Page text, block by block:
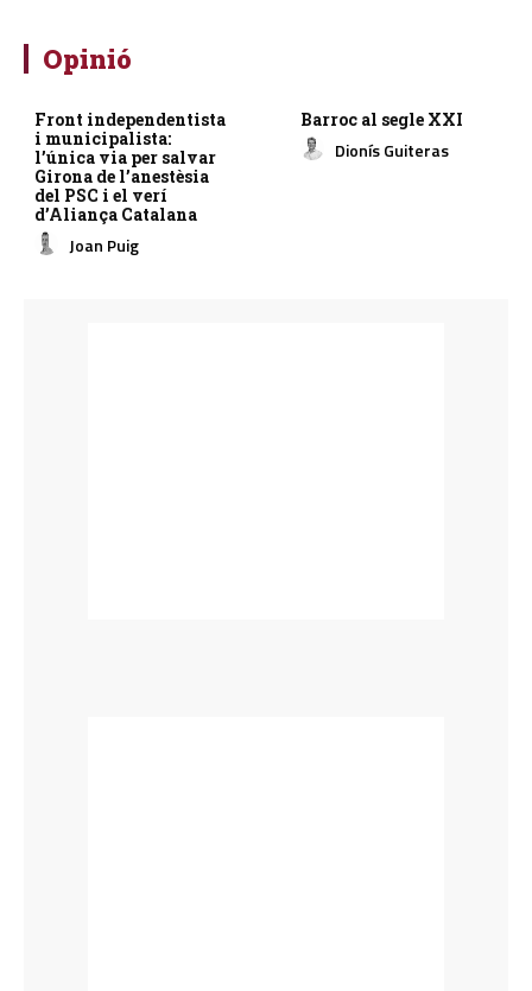
Opinió
Front independentista
i municipalista:
l’única via per salvar
Girona de l’anestèsia
del PSC i el verí
d’Aliança Catalana
Joan Puig
Barroc al segle XXI
Dionís Guiteras